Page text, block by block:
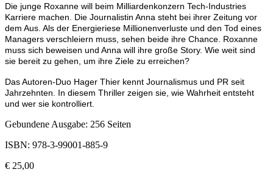
Die junge Roxanne will beim Milliardenkonzern Tech-Industries
Karriere machen. Die Journalistin Anna steht bei ihrer Zeitung vor
dem Aus. Als der Energieriese Millionenverluste und den Tod eines
Managers verschleiern muss, sehen beide ihre Chance. Roxanne
muss sich beweisen und Anna will ihre große Story. Wie weit sind
sie bereit zu gehen, um ihre Ziele zu erreichen?
Das Autoren-Duo Hager Thier kennt Journalismus und PR seit
Jahrzehnten. In diesem Thriller zeigen sie, wie Wahrheit entsteht
und wer sie kontrolliert.
Gebundene Ausgabe: 256 Seiten
ISBN: 978-3-99001-885-9
€ 25,00